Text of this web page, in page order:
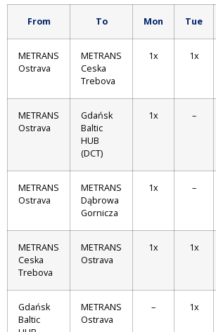
From To Mon Tue
METRANS
Ostrava
METRANS
Ceska
Trebova
1x 1x
METRANS
Ostrava
Gdańsk
Baltic
HUB
(DCT)
1x –
METRANS
Ostrava
METRANS
Dąbrowa
Gornicza
1x –
METRANS
Ceska
Trebova
METRANS
Ostrava
1x 1x
Gdańsk
Baltic
METRANS
Ostrava
– 1x